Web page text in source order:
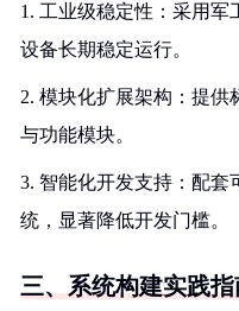
1. 工业级稳定性：采用军
设备长期稳定运行。
2. 模块化扩展架构：提
与功能模块。
3. 智能化开发支持：配套
统，显著降低开发门槛。
三、系统构建实践指